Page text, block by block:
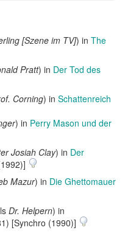
[Szene im TV]) in The
Pratt) in Der Tod des
Corning) in Schattenreich
) in Perry Mason und der
Josiah Clay) in Der
Mazur) in Die Ghettomauer
Dr. Helpern) in
[Synchro (1990)]